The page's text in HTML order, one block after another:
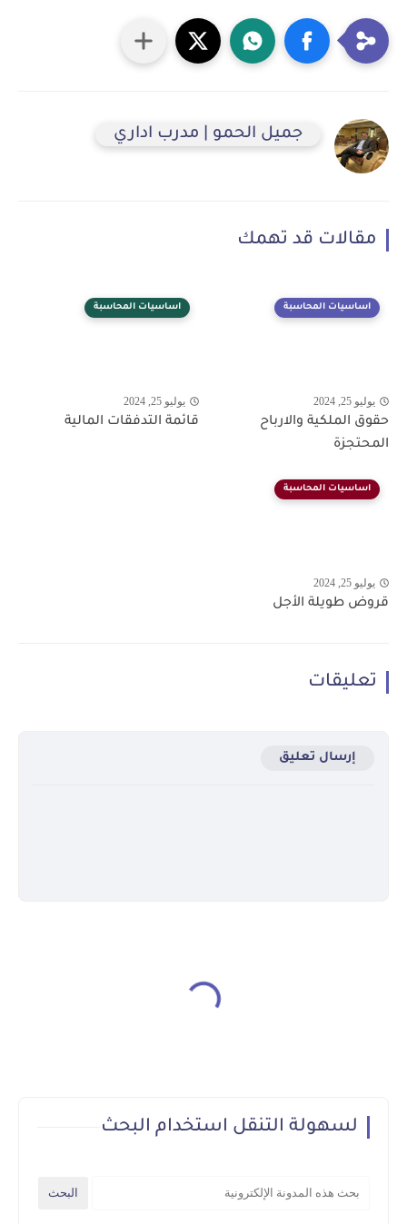
جميل الحمو | مدرب اداري
مقالات قد تهمك
اساسيات المحاسبة
يوليو 25, 2024
حقوق الملكية والارباح
المحتجزة
اساسيات المحاسبة
يوليو 25, 2024
قائمة التدفقات المالية
اساسيات المحاسبة
يوليو 25, 2024
قروض طويلة الأجل
تعليقات
إرسال تعليق
لسهولة التنقل استخدام البحث